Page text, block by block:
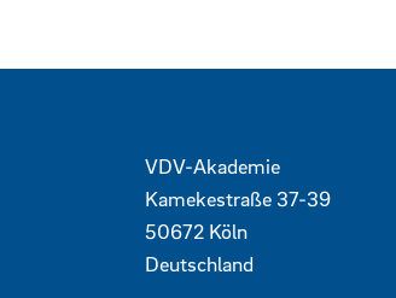
Kontaktdaten und
VDV-Akademie
Kamekestraße 37-39
50672 Köln
Deutschland